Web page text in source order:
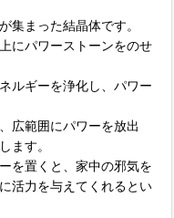
集まった結晶体です。
にパワーストーンをのせ
ルギーを浄化し、パワー
広範囲にパワーを放出
ます。
を置くと、家中の邪気を
活力を与えてくれるとい